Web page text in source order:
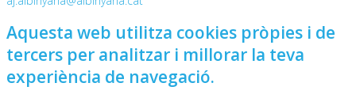
Aquesta web utilitza cookies pròpies i de
tercers per analitzar i millorar la teva
experiència de navegació.